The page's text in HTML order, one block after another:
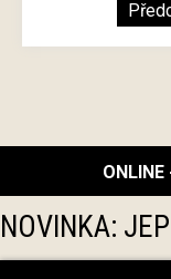
ONLINE
NOVINKA: